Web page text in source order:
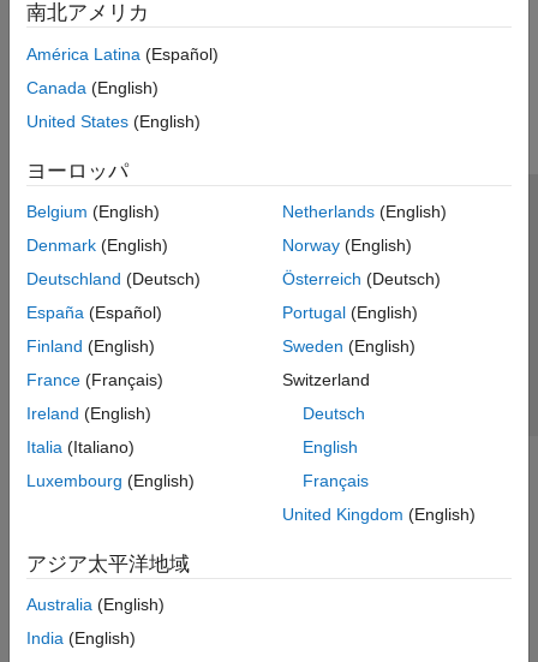
南北アメリカ
América Latina (Español)
Canada (English)
United States (English)
ヨーロッパ
Belgium (English)
Denmark (English)
Deutschland (Deutsch)
España (Español)
Finland (English)
France (Français)
Ireland (English)
Italia (Italiano)
Luxembourg (English)
Netherlands(English)
Norway(English)
Österreich (Deutsch)
Portugal(English)
Sweden (English)
Switzerland
Deutsch
English
Français
United Kingdom (English)
アジア太平洋地域
Australia (English)
India (English)
トラストセンター
プライバシー ポリシー
違法コピー防止
アプリケーション ステータス
© 1994-2026 The MathWorks, Inc.